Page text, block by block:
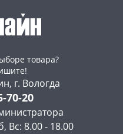
товара?
г. Вологда
70-20
Вс: 8.00 - 18.00